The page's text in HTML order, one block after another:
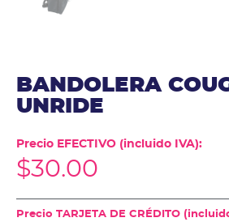
BANDOLERA
UNRIDE
Precio EFECTIVO (incluido IVA):
$30.00
Precio TARJETA DE CRÉDITO